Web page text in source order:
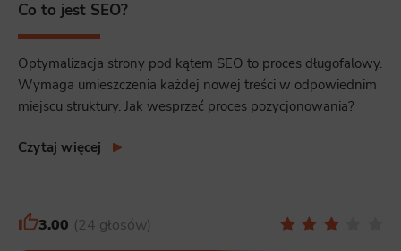
Co to jest SEO?
Optymalizacja strony pod kątem SEO to proces długofalowy.
Wymaga umieszczenia każdej nowej treści w odpowiednim
miejscu struktury. Jak wesprzeć proces pozycjonowania?
Czytaj więcej
3.00 24 głosów